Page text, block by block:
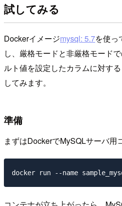
試してみる
Dockerイメージmysql: 5.7を使っ
し、厳格モードと非厳格モード
ルト値を設定したカラムに対する
してみます。
準備
まずはDockerでMySQLサーバ用